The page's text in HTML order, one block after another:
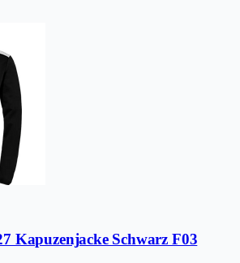
Kapuzenjacke Schwarz F03